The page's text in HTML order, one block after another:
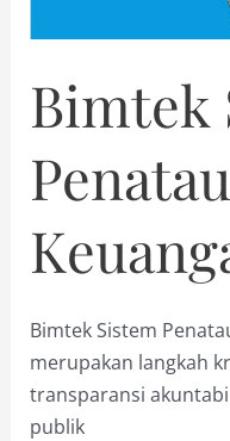
Bimtek
Bimtek Sistem
merupakan langkah
transparansi
publik